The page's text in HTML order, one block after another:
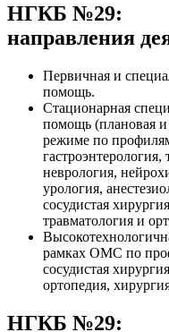
НГКБ №29:
направления
Первичная и
помощь.
Стационарная
помощь (плановая и
режиме по
гастроэнтерология,
неврология,
урология,
сосудистая
травматология и
рамках ОМС по
сосудистая
ортопедия,
НГКБ №29: